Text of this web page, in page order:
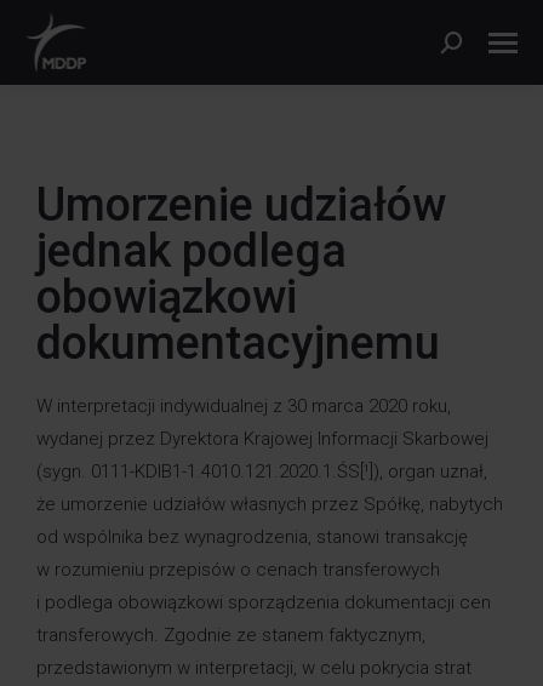
Umorzenie udziałów
jednak podlega
obowiązkowi
dokumentacyjnemu
W interpretacji indywidualnej z 30 marca 2020 roku,
wydanej przez Dyrektora Krajowej Informacji Skarbowej
(sygn. 0111-KDIB1-1.4010.121.2020.1.ŚS[¹]), organ uznał,
że umorzenie udziałów własnych przez Spółkę, nabytych
od wspólnika bez wynagrodzenia, stanowi transakcję
w rozumieniu przepisów o cenach transferowych
i podlega obowiązkowi sporządzenia dokumentacji cen
transferowych. Zgodnie ze stanem faktycznym,
przedstawionym w interpretacji, w celu pokrycia strat